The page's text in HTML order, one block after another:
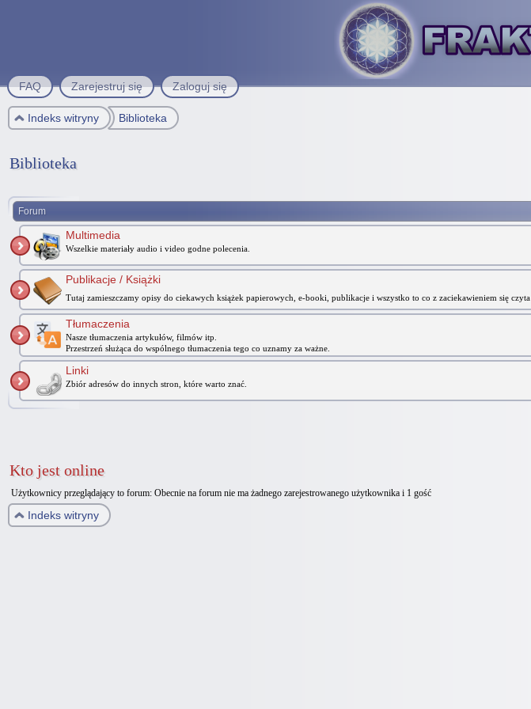
FAQ Zarejestruj się Zaloguj się
Indeks witryny Biblioteka
Biblioteka
Forum
Multimedia
Wszelkie materiały audio i video godne polecenia.
Publikacje / Książki
Tutaj zamieszczamy opisy do ciekawych książek papierowych, e-booki, publikacje i wszystko to co z zaciekawieniem się czyta
Tłumaczenia
Nasze tłumaczenia artykułów, filmów itp.
Przestrzeń służąca do wspólnego tłumaczenia tego co uznamy za ważne.
Linki
Zbiór adresów do innych stron, które warto znać.
Kto jest online
Użytkownicy przeglądający to forum: Obecnie na forum nie ma żadnego zarejestrowanego użytkownika i 1 gość
Indeks witryny